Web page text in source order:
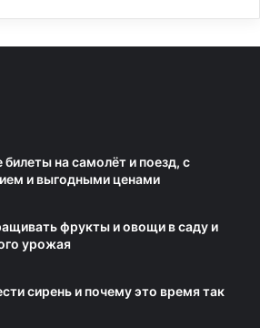
на самолёт и поезд, с
и выгодными ценами
фрукты и овощи в саду и
урожая
сирень и почему это время так